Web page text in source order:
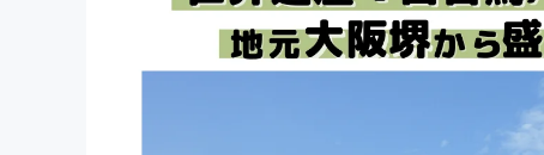
テクノロジー・ガジェット